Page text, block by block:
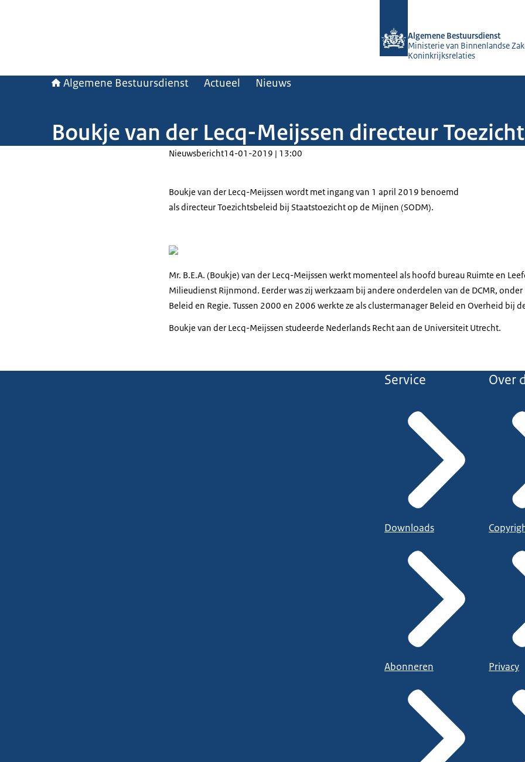
Algemene Bestuursdienst
Ministerie van Binnenlandse
Koninkrijksrelaties
Algemene Bestuursdienst Actueel Nieuws
Boukje van der Lecq-Meijssen directeur
Nieuwsbericht14-01-2019 | 13:00
Boukje van der Lecq-Meijssen wordt met ingang van 1 april 2019 benoemd
als directeur Toezichtsbeleid bij Staatstoezicht op de Mijnen (SODM).
Mr. B.E.A. (Boukje) van der Lecq-Meijssen werkt momenteel als hoofd bureau Ruimte en
Milieudienst Rijnmond. Eerder was zij werkzaam bij andere onderdelen van de DCMR,
Beleid en Regie. Tussen 2000 en 2006 werkte ze als clustermanager Beleid en Overheid bij de
Boukje van der Lecq-Meijssen studeerde Nederlands Recht aan de Universiteit Utrecht.
Service
Downloads
Abonneren
Over
Privacy